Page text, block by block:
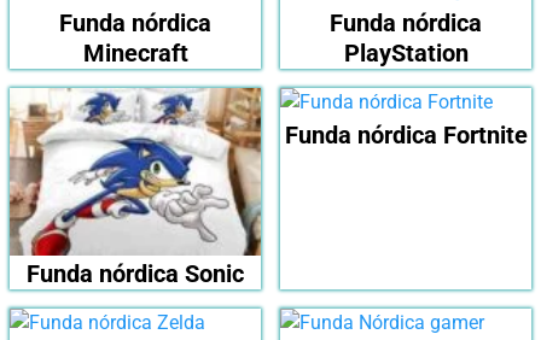
Funda nórdica
Minecraft
Funda nórdica
PlayStation
Funda nórdica Sonic
Funda nórdica Fortnite